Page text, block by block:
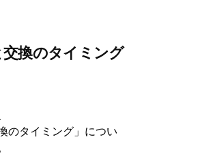
換のタイミング
のタイミング」につい